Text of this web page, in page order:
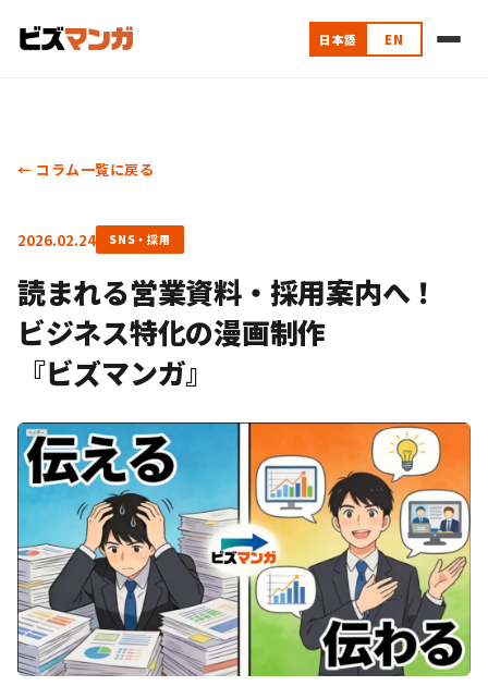
日本語 EN
← コラム一覧に戻る
2026.02.24 SNS・採用
読まれる営業資料・採用案内へ！
ビジネス特化の漫画制作
『ビズマンガ』